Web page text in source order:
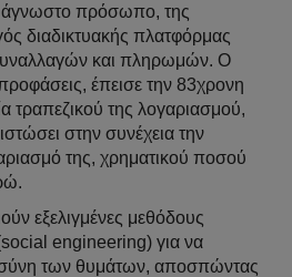
άγνωστο πρόσωπο, της
διαδικτυακής πλατφόρμας
και πληρωμών. Ο
έπεισε την 83χρονη
τραπεζικού της λογαριασμού,
στην συνέχεια την
της, χρηματικού ποσού
εξελιγμένες μεθόδους
engineering) για να
των θυμάτων, αποσπώντας